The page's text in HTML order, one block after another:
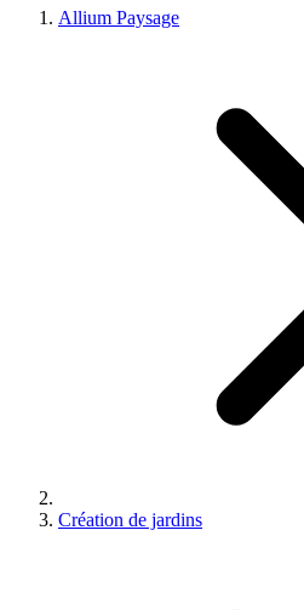
Allium Paysage
Création de jardins